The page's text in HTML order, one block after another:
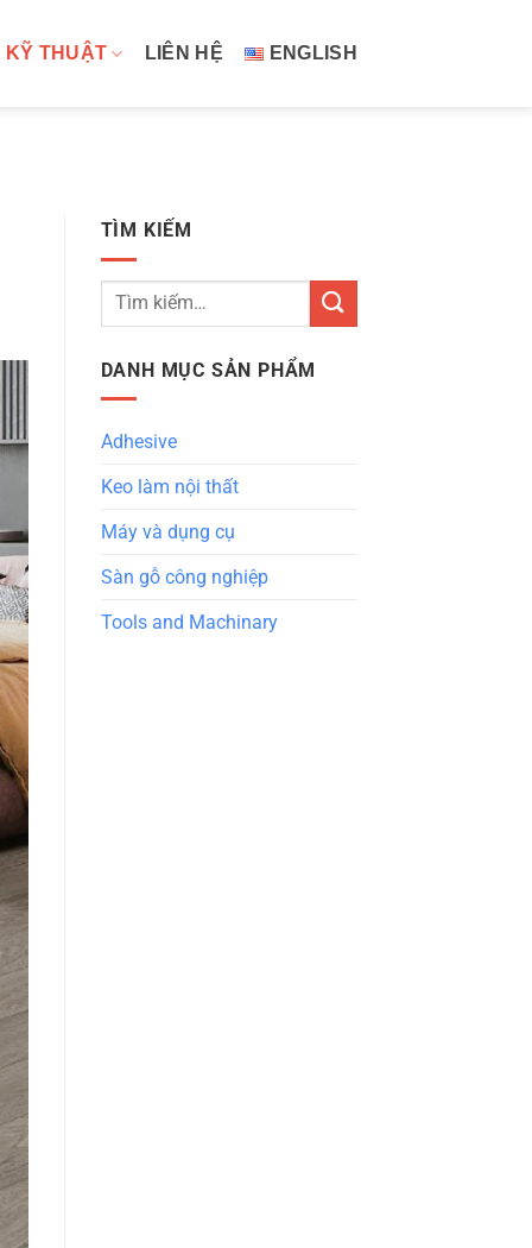
KỸ THUẬT LIÊN HỆ ENGLISH
TÌM KIẾM
Tìm
DANH MỤC SẢN PHẨM
Adhesive
Keo làm nội thất
Máy và dụng cụ
Sàn gỗ công nghiệp
Tools and Machinary